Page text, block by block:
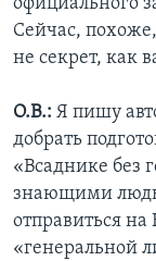
официального
Сейчас,
не секрет, как
О.В.: Я пишу
добрать
«Всаднике без
знающими
отправиться
«генеральной